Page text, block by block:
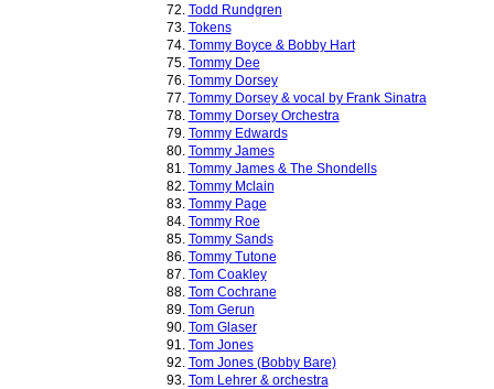
72. Todd Rundgren
73. Tokens
74. Tommy Boyce & Bobby Hart
75. Tommy Dee
76. Tommy Dorsey
77. Tommy Dorsey & vocal by Frank Sinatra
78. Tommy Dorsey Orchestra
79. Tommy Edwards
80. Tommy James
81. Tommy James & The Shondells
82. Tommy Mclain
83. Tommy Page
84. Tommy Roe
85. Tommy Sands
86. Tommy Tutone
87. Tom Coakley
88. Tom Cochrane
89. Tom Gerun
90. Tom Glaser
91. Tom Jones
92. Tom Jones (Bobby Bare)
93. Tom Lehrer & orchestra